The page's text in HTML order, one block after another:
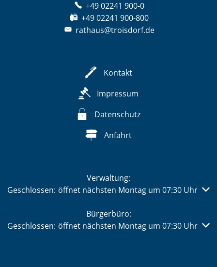
+49 02241 900-0
+49 02241 900-800
rathaus@troisdorf.de
Kontakt
Impressum
Datenschutz
Anfahrt
Verwaltung:
Klicken, um weitere Öffnungs- oder Schließzeiten
Geschlossen: öffnet nächsten Montag um 07:30 Uhr
Bürgerbüro:
Klicken, um weitere Öffnungs- oder Schließzeiten
Geschlossen: öffnet nächsten Montag um 07:30 Uhr